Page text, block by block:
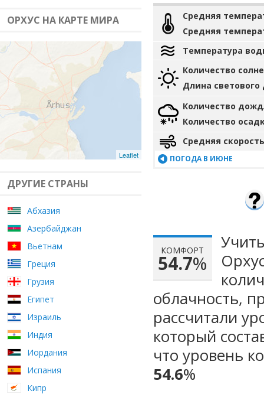
ОРХУС НА КАРТЕ МИРА
Leaflet
ДРУГИЕ СТРАНЫ
Абхазия
Азербайджан
Вьетнам
Греция
Грузия
Египет
Израиль
Индия
Иордания
Испания
Кипр
Средняя
Средняя
Температура
Количество
Длина светового
Количество
Количество
Средняя
ПОГОДА В ИЮНЕ
КОМФОРТ
54.7%
облачность,
рассчитали
который
что уровень
54.6%